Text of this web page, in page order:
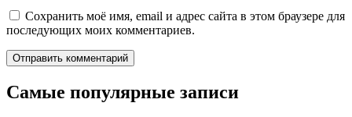
Сохранить моё имя, email и адрес сайта в этом браузере для
последующих моих комментариев.
Самые популярные записи